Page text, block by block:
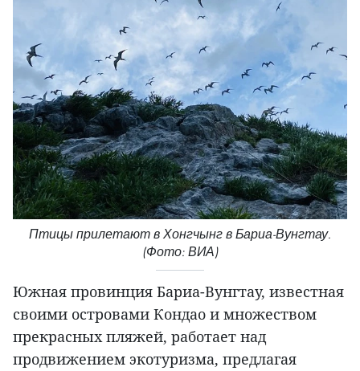
Птицы прилетают в Хонгчынг в Бариа-Вунгтау.
(Фото: ВИА)
Южная провинция Бариа-Вунгтау, известная
своими островами Кондао и множеством
прекрасных пляжей, работает над
продвижением экотуризма, предлагая